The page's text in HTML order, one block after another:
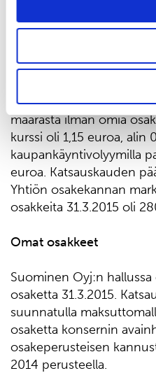
Vaihto ja kurssi
Suominen Oyj:n
Helsingissä 1.1.2015 -
osaketta eli 22,4 %
määrästä ilman omia
kurssi oli 1,15 euroa, alin
kaupankäyntivolyymilla
euroa. Katsauskauden
Yhtiön osakekannan
osakkeita 31.3.2015 oli
Omat osakkeet
Suominen Oyj:n
osaketta 31.3.2015.
suunnatulla
osaketta konsernin
osakeperusteisen
2014 perusteella.